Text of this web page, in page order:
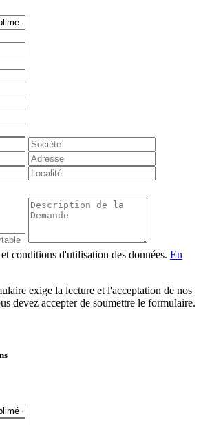
conditions d'utilisation des données. En
exige la lecture et l'acceptation de nos
devez accepter de soumettre le formulaire.